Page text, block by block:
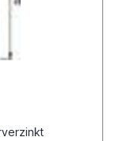
feuerverzinkt